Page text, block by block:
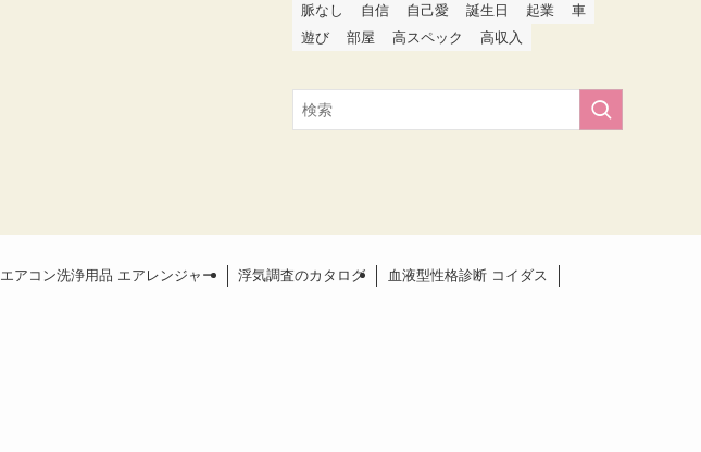
脈なし
自信 自己愛 誕生日 起業
車
遊び
部屋 高スペック 高収入
エアコン洗浄用品 エアレンジャー 浮気調査のカタログ 血液型性格診断 コイダス